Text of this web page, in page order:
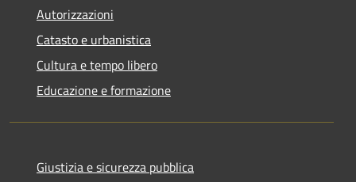
Autorizzazioni
Catasto e urbanistica
Cultura e tempo libero
Educazione e formazione
Giustizia e sicurezza pubblica